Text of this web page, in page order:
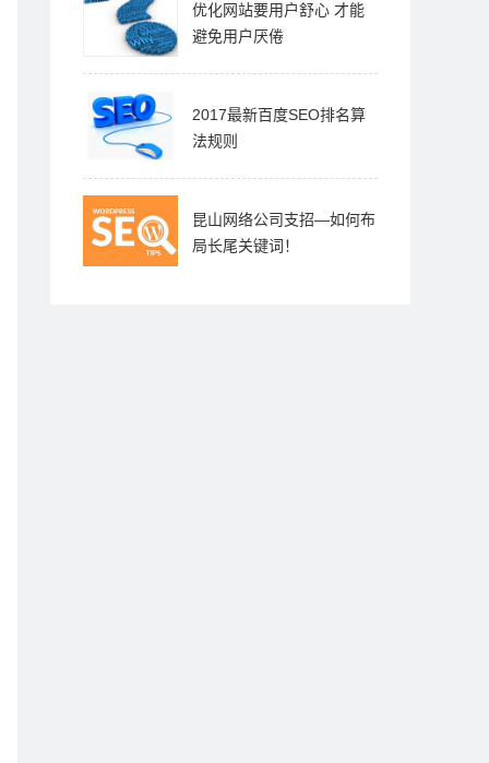
优化网站要用户舒心 才能
避免用户厌倦
2017最新百度SEO排名算
法规则
昆山网络公司支招—如何布
局长尾关键词！